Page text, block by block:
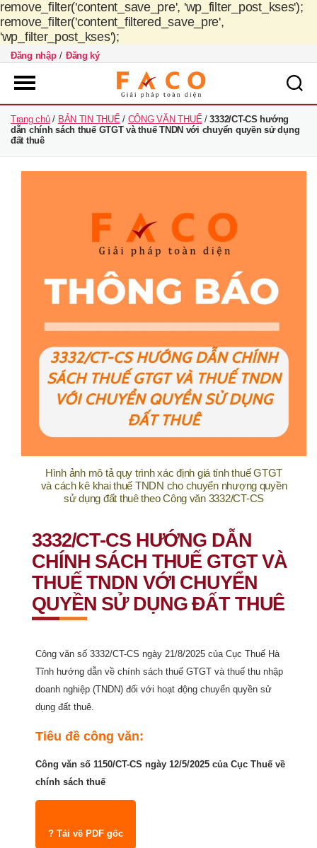
remove_filter('content_save_pre', 'wp_filter_post_kses');
remove_filter('content_filtered_save_pre',
'wp_filter_post_kses');
Đăng nhập / Đăng ký
FACO
Việt
Nam
Trang chủ/ BẢN TIN THUẾ/ CÔNG VĂN THUẾ/3332/CT-CS hướng
dẫn chính sách thuế GTGT và thuế TNDN với chuyển quyền sử dụng
đất thuê
Hình ảnh mô tả quy trình xác định giá tính thuế GTGT
và cách kê khai thuế TNDN cho chuyển nhượng quyền
sử dụng đất thuê theo Công văn 3332/CT-CS
3332/CT-CS HƯỚNG DẪN
CHÍNH SÁCH THUẾ GTGT VÀ
THUẾ TNDN VỚI CHUYỂN
QUYỀN SỬ DỤNG ĐẤT THUÊ
Công văn số 3332/CT-CS ngày 21/8/2025 của Cục Thuế Hà
Tĩnh hướng dẫn về chính sách thuế GTGT và thuế thu nhập
doanh nghiệp (TNDN) đối với hoạt động chuyển quyền sử
dụng đất thuê.
Tiêu đề công văn:
Công văn số 1150/CT-CS ngày 12/5/2025 của Cục Thuế về
chính sách thuế
? Tải về PDF gốc